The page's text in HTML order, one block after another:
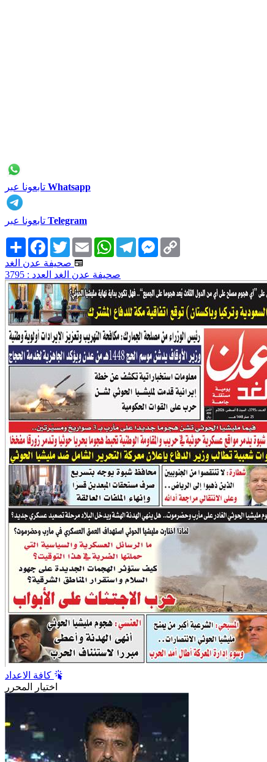
Whatsapp
Telegram
انشر Facebook
TwitterEmail WhatsAppTelegramMessenger
صحيفة عدن الغد العدد : 3795
اختيار المحرر